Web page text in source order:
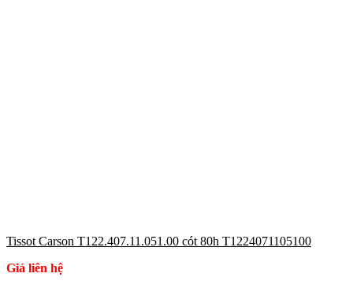
Tissot Carson T122.407.11.051.00 cót 80h T1224071105100
Giá liên hệ